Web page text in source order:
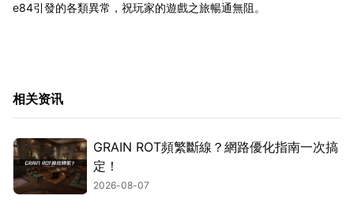
e84引發的各類異常，祝玩家的遊戲之旅暢通無阻。
相关资讯
GRAIN ROT頻繁斷線？網路優化指南一次搞
定！
2026-08-07